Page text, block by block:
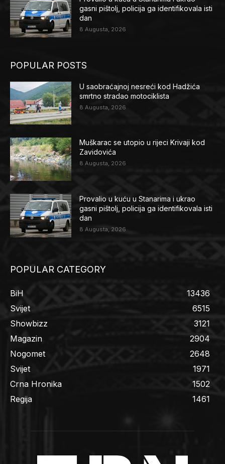
gasni pištolj, policija ga identifikovala isti
dan
8 Augusta, 2026
POPULAR POSTS
U saobraćajnoj nesreći kod Hadžića
smrtno stradao motociklista
8 Augusta, 2026
Muškarac se utopio u rijeci Krivaji kod
Zavidovića
8 Augusta, 2026
Provalio u kuću u Stanarima i ukrao
gasni pištolj, policija ga identifikovala isti
dan
8 Augusta, 2026
POPULAR CATEGORY
BiH
13436
Svijet
6515
Showbizz
3121
Magazin
2904
Nogomet
2648
Svijet
1971
Crna Hronika
1502
Regija
1461